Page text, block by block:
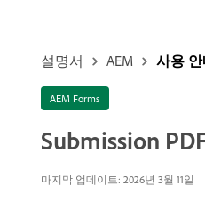
설명서 AEM 사용 안
AEM Forms
Submission
마지막 업데이트: 2026년 3월 11일